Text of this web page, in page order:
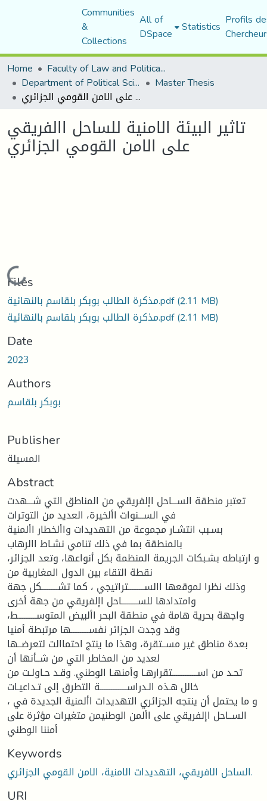
Communities
&
Collections
All of
DSpace Statistics Profils
Home
Faculty of Law and Political Science
Department of Political Sciences Master Thesis
تاثير البيئة الامنية للساحل االفريقي على الامن القومي الجزائري
تاثير البيئة الامنية للساحل االفريقي
على الامن القومي الجزائري
Loading...
Files
مذكرة الطالب بوبكر بلقاسم بالنهائية.pdf(2.11 MB)
مذكرة الطالب بوبكر بلقاسم بالنهائية.pdf(2.11 MB)
Date
2023
Authors
بوبكر بلقاسم
Publisher
المسيلة
Abstract
تعتبر منطقة الســـاحل اإلفريقي من المناطق التي شـــهدت
في الســـنوات األخيرة، العديد من التوترات
بسـبب انتشـار مجموعة من التهديدات واألخطار األمنية
بالمنطقة بما في ذلك تنامي نشـاط االرهاب
و ارتباطه بشـبكات الجريمة المنظمة بكل أنواعها، وتعد الجزائر،
نقطة التقاء بين الدول المغاربية من
وذلك نظرا لموقعها االســـــــــتراتيجي ، كما تشـــــــــكل جهة
وامتدادها للســـــــــاحل اإلفريقي من جهة أخرى
واجهة بحرية هامة في منطقة البحر األبيض المتوســــــــــط،
وقد وجدت الجزائر نفســــــــــها مرتبطة أمنيا
بعدة مناطق غير مســتقرة، وهذا ما ينتج احتماالت لتعرضــها
لعديد من المخاطر التي من شــأنها أن
تحـد من اســــــــــــــتقرارهـا وأمنهـا الوطني. وقـد حـاولـت من
خالل هـذه الـدراســـــــــــــــة التطرق إلى تـداعيـات
، و ما يحتمل أن ينتجه الجزائري التهديدات األمنية الجديدة في
الســاحل اإلفريقي على األمن الوطنيمن متغيرات مؤثرة على
أمننا الوطني
Keywords
الساحل الافريقي، التهديدات الامنية، الامن القومي الجزائري.
URI